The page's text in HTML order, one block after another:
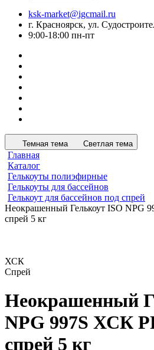
ksk-market@igcmail.ru
г. Красноярск, ул.
9:00-18:00 пн-пт
Темная тема Светлая тема
Главная
Каталог
Гелькоуты полиэфирные
Гелькоуты для бассейнов
Гелькоут для бассейнов под спрей
Неокрашенный Гелькоут ISO NPG
спрей 5 кг
ХСК
Спрей
Неокрашенный
NPG 997S ХСК
спрей 5 кг